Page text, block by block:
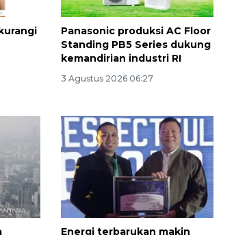
Panasonic produksi AC Floor
Standing PB5 Series dukung
kemandirian industri RI
3 Agustus 2026 06:27
Energi terbarukan makin